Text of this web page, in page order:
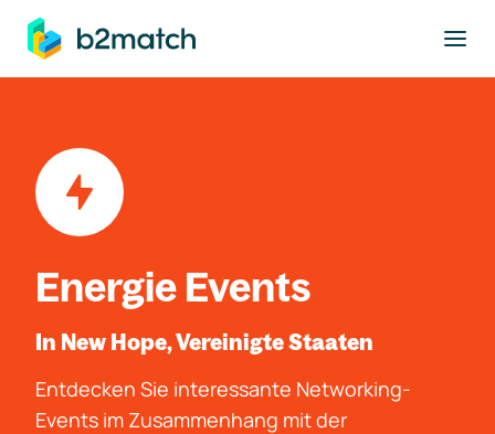
springen
Energie Events
In New Hope, Vereinigte Staaten
Entdecken Sie interessante Networking-
Events im Zusammenhang mit der